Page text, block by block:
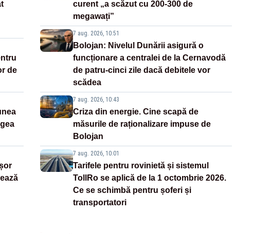
de
curent „a scăzut cu 200-300 de
megawați”
7 aug. 2026, 10:51
Bolojan: Nivelul Dunării asigură o
funcționare a centralei de la Cernavodă
de patru-cinci zile dacă debitele vor
scădea
7 aug. 2026, 10:43
Criza din energie. Cine scapă de
măsurile de raționalizare impuse de
Bolojan
7 aug. 2026, 10:01
Tarifele pentru rovinietă și sistemul
TollRo se aplică de la 1 octombrie 2026.
Ce se schimbă pentru șoferi și
transportatori